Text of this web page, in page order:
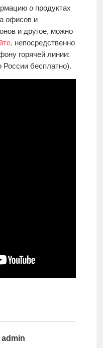
о продуктах
офисов и
и другое, можно
непосредственно
горячей линии:
России бесплатно).